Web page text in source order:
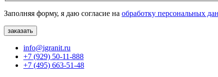
Заполняя форму, я даю согласие на обработку персональных
info@igranit.ru
+7 (929) 50-11-888
+7 (495) 663-51-48